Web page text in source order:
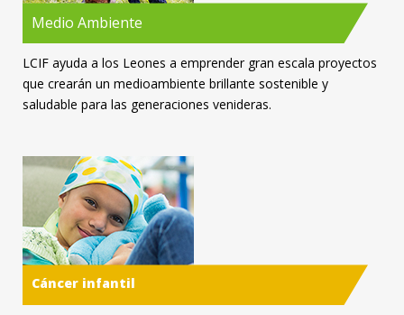
Medio Ambiente
LCIF ayuda a los Leones a emprender gran escala proyectos
que crearán un medioambiente brillante sostenible y
saludable para las generaciones venideras.
Cáncer infantil